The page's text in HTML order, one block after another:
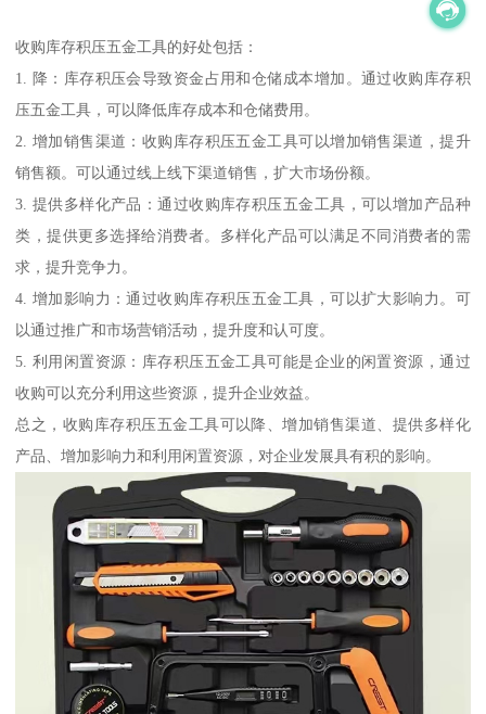
收购库存积压五金工具的好处包括：
1. 降：库存积压会导致资金占用和仓储成本增加。通过收购库存积
压五金工具，可以降低库存成本和仓储费用。
2. 增加销售渠道：收购库存积压五金工具可以增加销售渠道，提升
销售额。可以通过线上线下渠道销售，扩大市场份额。
3. 提供多样化产品：通过收购库存积压五金工具，可以增加产品种
类，提供更多选择给消费者。多样化产品可以满足不同消费者的需
求，提升竞争力。
4. 增加影响力：通过收购库存积压五金工具，可以扩大影响力。可
以通过推广和市场营销活动，提升度和认可度。
5. 利用闲置资源：库存积压五金工具可能是企业的闲置资源，通过
收购可以充分利用这些资源，提升企业效益。
总之，收购库存积压五金工具可以降、增加销售渠道、提供多样化
产品、增加影响力和利用闲置资源，对企业发展具有积的影响。